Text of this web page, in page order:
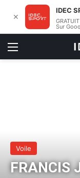
Menu
Voile
FRANCIS
✕
IDEC
GRATUIT
Sur